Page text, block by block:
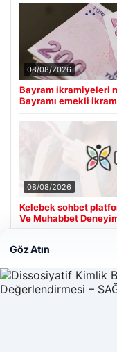
08/08/2026
Bayram ikramiyeleri
Bayramı emekli
08/08/2026
Kelebek sohbet
Ve Muhabbet
Son Eklenen
Web sitemizi nasıl
Göz Atın